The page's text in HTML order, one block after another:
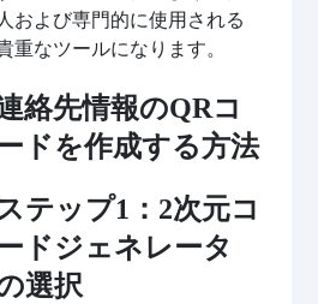
人および専門的に使用される
重なツールになります。
絡先情報のQRコ
ドを作成する方法
テップ1：2次元コ
ドジェネレータ
選択